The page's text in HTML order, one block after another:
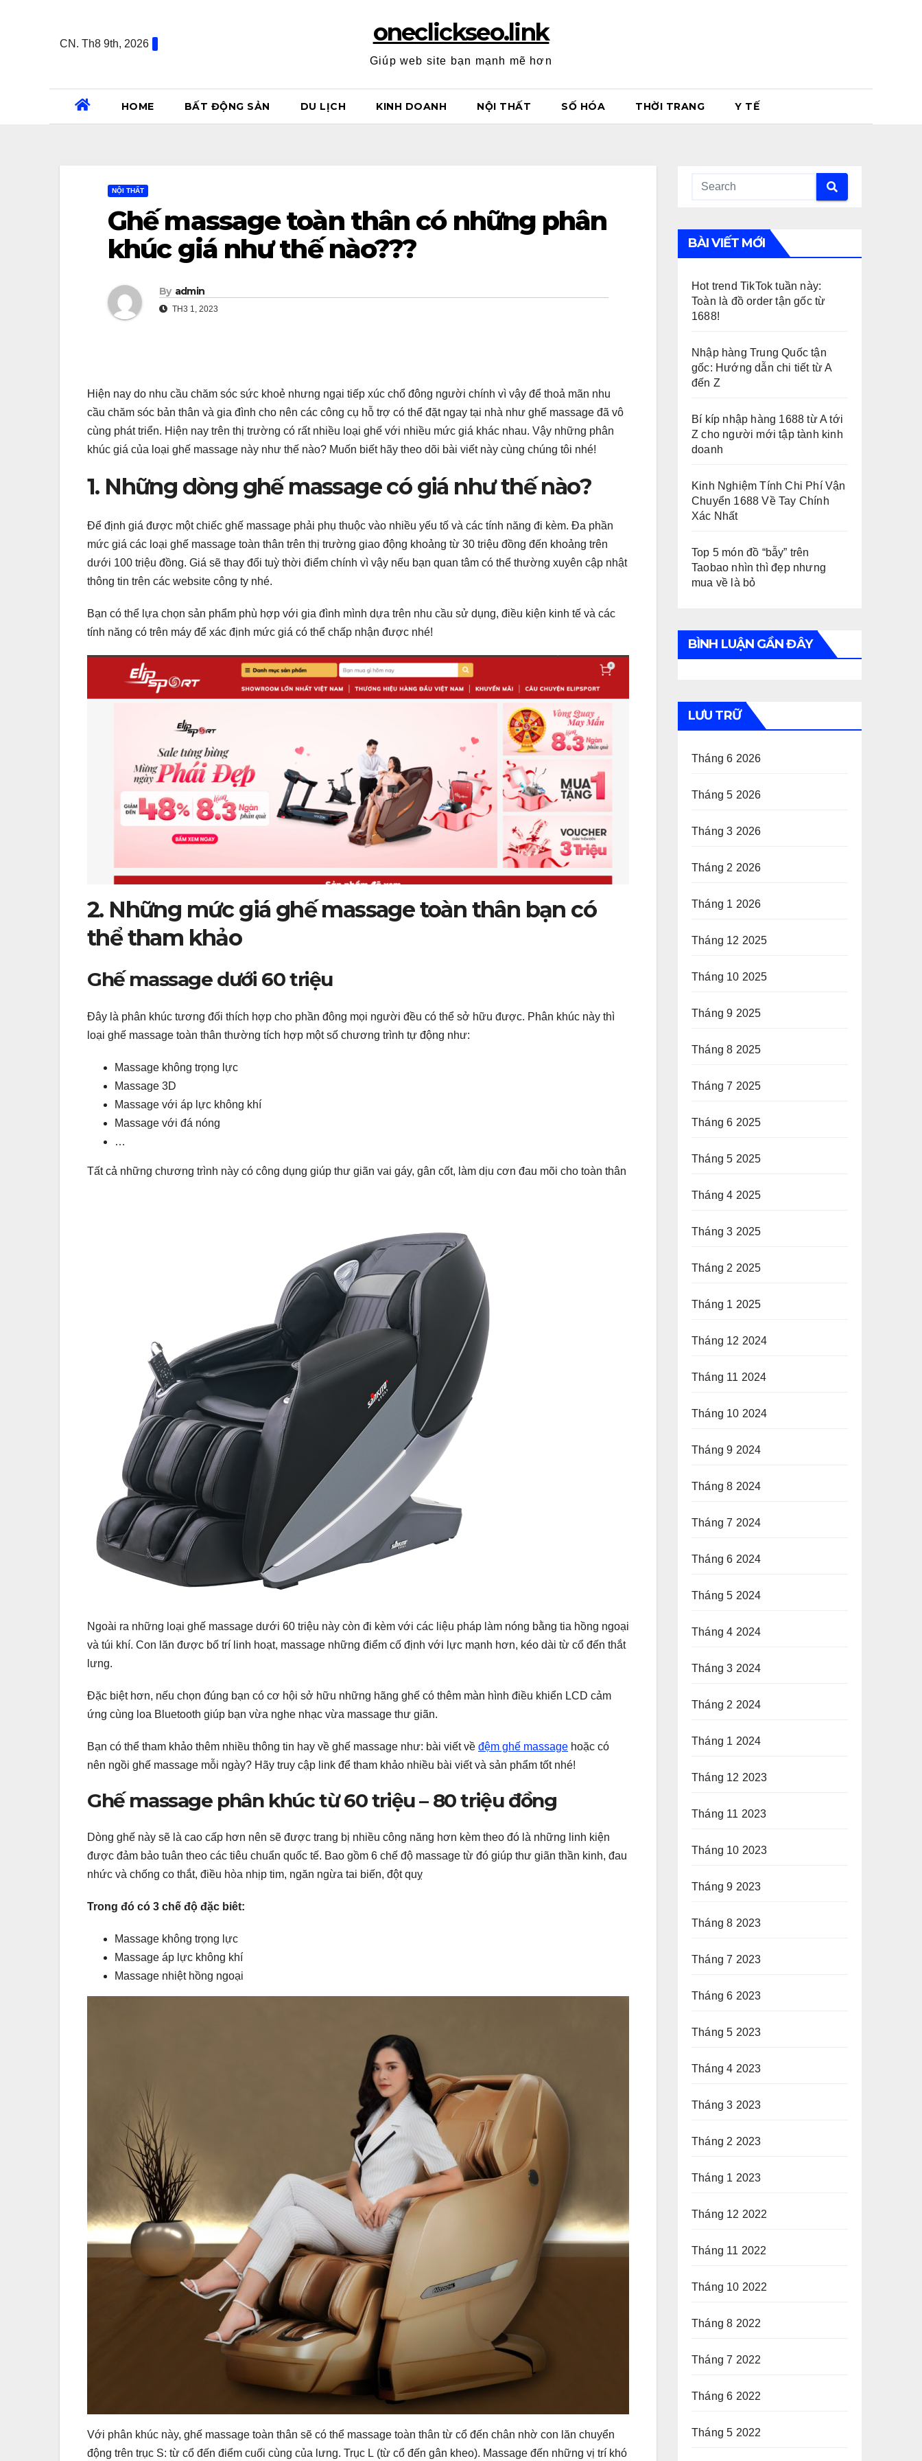
CN. Th8 9th, 2026 oneclickseo.link
Giúp web site bạn mạnh mẽ hơn
HOME BẤT ĐỘNG SẢN DU LỊCH KINH DOANH NỘI THẤT SỐ HÓA THỜI TRANG Y TẾ
NỘI THẤT
Ghế massage toàn thân có những phân
khúc giá như thế nào???
By admin
TH3 1, 2023
Hiện nay do nhu cầu chăm sóc sức khoẻ nhưng ngại tiếp xúc chổ đông người chính vì vậy để thoả mãn nhu
cầu chăm sóc bản thân và gia đình cho nên các công cụ hỗ trợ có thể đặt ngay tại nhà như ghế massage đã vô
cùng phát triển. Hiện nay trên thị trường có rất nhiều loại ghế với nhiều mức giá khác nhau. Vậy những phân
khúc giá của loại ghế massage này như thế nào? Muốn biết hãy theo dõi bài viết này cùng chúng tôi nhé!
1. Những dòng ghế massage có giá như thế nào?
Để định giá được một chiếc ghế massage phải phụ thuộc vào nhiều yếu tố và các tính năng đi kèm. Đa phần
mức giá các loại ghế massage toàn thân trên thị trường giao động khoảng từ 30 triệu đồng đến khoảng trên
dưới 100 triệu đồng. Giá sẽ thay đổi tuỳ thời điểm chính vì vậy nếu bạn quan tâm có thể thường xuyên cập nhật
thông tin trên các website công ty nhé.
Bạn có thể lựa chọn sản phẩm phù hợp với gia đình mình dựa trên nhu cầu sử dụng, điều kiện kinh tế và các
tính năng có trên máy để xác định mức giá có thể chấp nhận được nhé!
2. Những mức giá ghế massage toàn thân bạn có
thể tham khảo
Ghế massage dưới 60 triệu
Đây là phân khúc tương đối thích hợp cho phần đông mọi người đều có thể sở hữu được. Phân khúc này thì
loại ghế massage toàn thân thường tích hợp một số chương trình tự động như:
Massage không trọng lực
Massage 3D
Massage với áp lực không khí
Massage với đá nóng
…
Tất cả những chương trình này có công dụng giúp thư giãn vai gáy, gân cốt, làm dịu cơn đau mõi cho toàn thân
Ngoài ra những loại ghế massage dưới 60 triệu này còn đi kèm với các liệu pháp làm nóng bằng tia hồng ngoại
và túi khí. Con lăn được bố trí linh hoạt, massage những điểm cố định với lực mạnh hơn, kéo dài từ cổ đến thắt
lưng.
Đặc biệt hơn, nếu chọn đúng bạn có cơ hội sở hữu những hãng ghế có thêm màn hình điều khiển LCD cảm
ứng cùng loa Bluetooth giúp bạn vừa nghe nhạc vừa massage thư giãn.
Bạn có thể tham khảo thêm nhiều thông tin hay về ghế massage như: bài viết về đệm ghế massage hoặc có
nên ngồi ghế massage mỗi ngày? Hãy truy cập link để tham khảo nhiều bài viết và sản phẩm tốt nhé!
Ghế massage phân khúc từ 60 triệu – 80 triệu đồng
Dòng ghế này sẽ là cao cấp hơn nên sẽ được trang bị nhiều công năng hơn kèm theo đó là những linh kiện
được đảm bảo tuân theo các tiêu chuẩn quốc tế. Bao gồm 6 chế độ massage từ đó giúp thư giãn thần kinh, đau
nhức và chống co thắt, điều hòa nhịp tim, ngăn ngừa tai biến, đột quỵ
Trong đó có 3 chế độ đặc biêt:
Massage không trọng lực
Massage áp lực không khí
Massage nhiệt hồng ngoại
Với phân khúc này, ghế massage toàn thân sẽ có thể massage toàn thân từ cổ đến chân nhờ con lăn chuyển
động trên trục S: từ cổ đến điểm cuối cùng của lưng. Trục L (từ cổ đến gân kheo). Massage đến những vị trí khó
BÀI VIẾT MỚI
Hot trend TikTok tuần này:
Toàn là đồ order tận gốc từ
1688!
Nhập hàng Trung Quốc tận
gốc: Hướng dẫn chi tiết từ A
đến Z
Bí kíp nhập hàng 1688 từ A tới
Z cho người mới tập tành kinh
doanh
Kinh Nghiệm Tính Chi Phí Vận
Chuyển 1688 Về Tay Chính
Xác Nhất
Top 5 món đồ “bẫy” trên
Taobao nhìn thì đẹp nhưng
mua về là bỏ
BÌNH LUẬN GẦN ĐÂY
LƯU TRỮ
Tháng 6 2026
Tháng 5 2026
Tháng 3 2026
Tháng 2 2026
Tháng 1 2026
Tháng 12 2025
Tháng 10 2025
Tháng 9 2025
Tháng 8 2025
Tháng 7 2025
Tháng 6 2025
Tháng 5 2025
Tháng 4 2025
Tháng 3 2025
Tháng 2 2025
Tháng 1 2025
Tháng 12 2024
Tháng 11 2024
Tháng 10 2024
Tháng 9 2024
Tháng 8 2024
Tháng 7 2024
Tháng 6 2024
Tháng 5 2024
Tháng 4 2024
Tháng 3 2024
Tháng 2 2024
Tháng 1 2024
Tháng 12 2023
Tháng 11 2023
Tháng 10 2023
Tháng 9 2023
Tháng 8 2023
Tháng 7 2023
Tháng 6 2023
Tháng 5 2023
Tháng 4 2023
Tháng 3 2023
Tháng 2 2023
Tháng 1 2023
Tháng 12 2022
Tháng 11 2022
Tháng 10 2022
Tháng 8 2022
Tháng 7 2022
Tháng 6 2022
Tháng 5 2022